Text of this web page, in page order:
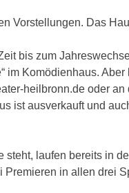
Vorstellungen. Das
bis zum
im Komödienhaus.
heilbronn.de oder
ist ausverkauft und
laufen bereits in
in allen drei